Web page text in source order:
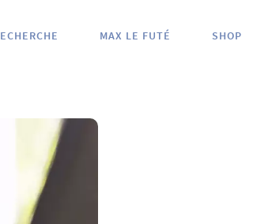
MAX LE FUTÉ SHOP